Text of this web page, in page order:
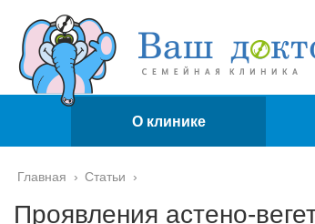
О клинике
Главная › Статьи ›
Проявления астено-